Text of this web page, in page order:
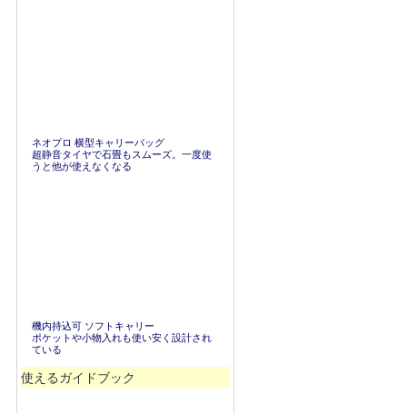
ネオプロ 横型キャリーバッグ
超静音タイヤで石畳もスムーズ。一度使
うと他が使えなくなる
機内持込可 ソフトキャリー
ポケットや小物入れも使い安く設計され
ている
使えるガイドブック